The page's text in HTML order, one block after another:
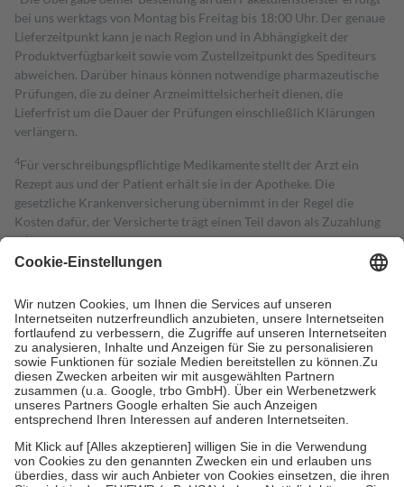
bei uns werktags von Montag bis Freitag bis 18:00 Uhr. Der genaue
Lieferzeitpunkt kann je nach Region und in Abhängigkeit der
Produktverfügbarkeit sowie vom Zustellzeitpunkt des Spediteurs
abweichen. Darüber hinaus können notwendige pharmazeutische
Prüfungen, die zu deiner Arzneimittelsicherheit dienen, die
Lieferfrist um die Dauer der Prüfungen einschließlich Klärungen
verlängern.
4Für verschreibungspflichtige Medikamente stellt der Arzt ein
Rezept aus und der Patient erhält sie in der Apotheke. Die
gesetzliche Krankenversicherung übernimmt in der Regel die
Kosten dafür, der Versicherte trägt einen Teil davon als Zuzahlung
mit.
Grundsätzlich leisten Mitglieder Zuzahlungen in Höhe von zehn
höchstens zehn Euro.
Es sind jedoch nie mehr als die tatsächlichen
Kosten der Leistung zu entrichten.
Diese Regeln gelten grundsätzlich auch für Online-Apotheken.
Bei Heilmitteln und häuslicher Krankenpflege beträgt die
Zuzahlung zehn Prozent der Kosten sowie zehn Euro je
Verordnung.
Um das Engagement der Versicherten für ihre eigene Gesundheit zu
stärken und die besondere Stellung der Familie zu unterstützen,
fallenkeine Zuzahlungenan bei:
• Kindern und Jugendlichen bis zum vollendeten 18. Lebensjahr